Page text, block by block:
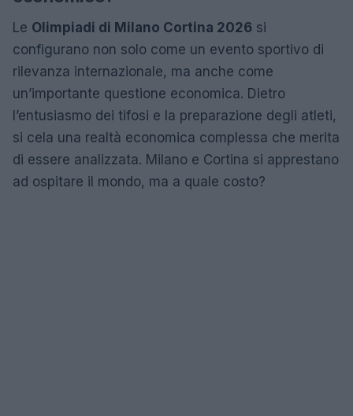
Le Olimpiadi di Milano Cortina 2026 si
configurano non solo come un evento sportivo di
rilevanza internazionale, ma anche come
un’importante questione economica. Dietro
l’entusiasmo dei tifosi e la preparazione degli atleti,
si cela una realtà economica complessa che merita
di essere analizzata. Milano e Cortina si apprestano
ad ospitare il mondo, ma a quale costo?